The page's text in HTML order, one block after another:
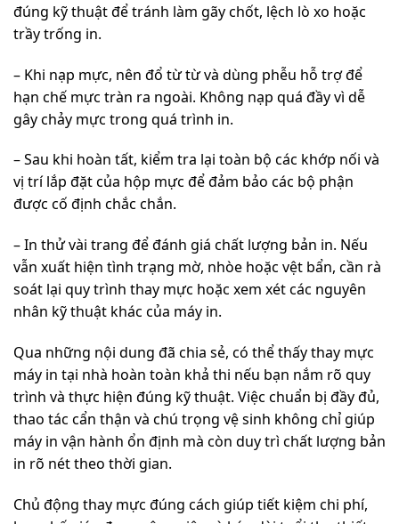
đúng kỹ thuật để tránh làm gãy chốt, lệch lò xo hoặc
trầy trống in.
– Khi nạp mực, nên đổ từ từ và dùng phễu hỗ trợ để
hạn chế mực tràn ra ngoài. Không nạp quá đầy vì dễ
gây chảy mực trong quá trình in.
– Sau khi hoàn tất, kiểm tra lại toàn bộ các khớp nối và
vị trí lắp đặt của hộp mực để đảm bảo các bộ phận
được cố định chắc chắn.
– In thử vài trang để đánh giá chất lượng bản in. Nếu
vẫn xuất hiện tình trạng mờ, nhòe hoặc vệt bẩn, cần rà
soát lại quy trình thay mực hoặc xem xét các nguyên
nhân kỹ thuật khác của máy in.
Qua những nội dung đã chia sẻ, có thể thấy thay mực
máy in tại nhà hoàn toàn khả thi nếu bạn nắm rõ quy
trình và thực hiện đúng kỹ thuật. Việc chuẩn bị đầy đủ,
thao tác cẩn thận và chú trọng vệ sinh không chỉ giúp
máy in vận hành ổn định mà còn duy trì chất lượng bản
in rõ nét theo thời gian.
Chủ động thay mực đúng cách giúp tiết kiệm chi phí,